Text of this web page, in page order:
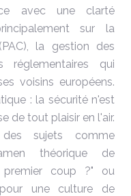
avec une clarté
sur la
la gestion des
qui
voisins européens.
: la sécurité n'est
de tout plaisir en l'air.
sujets comme
théorique de
premier coup ?" ou
une culture de